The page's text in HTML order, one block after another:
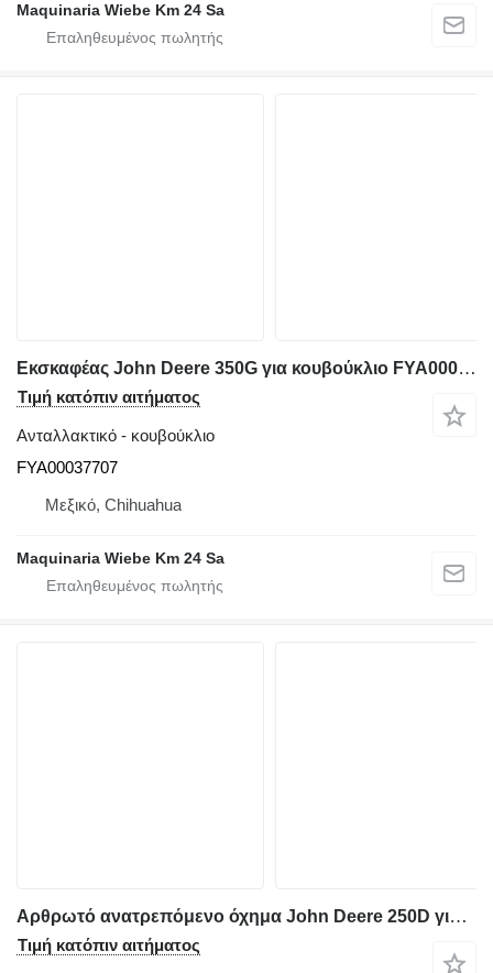
Maquinaria Wiebe Km 24 Sa
Εκσκαφέας John Deere 350G για κουβούκλιο FYA00037707
Τιμή κατόπιν αιτήματος
Ανταλλακτικό - κουβούκλιο
FYA00037707
Μεξικό, Chihuahua
Maquinaria Wiebe Km 24 Sa
Αρθρωτό ανατρεπόμενο όχημα John Deere 250D για καπό John Deere TT263063
Τιμή κατόπιν αιτήματος